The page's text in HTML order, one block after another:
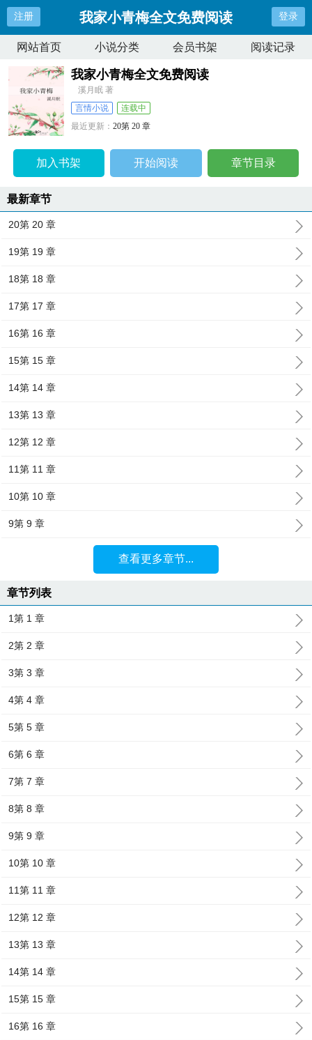
注册 我家小青梅全文免费阅读 登录
网站首页 小说分类 会员书架 阅读记录
我家小青梅全文免费阅读
溪月眠 著
言情小说
连载中
最近更新：20第 20 章
加入书架 开始阅读 章节目录
最新章节
20第 20 章
19第 19 章
18第 18 章
17第 17 章
16第 16 章
15第 15 章
14第 14 章
13第 13 章
12第 12 章
11第 11 章
10第 10 章
9第 9 章
查看更多章节...
章节列表
1第 1 章
2第 2 章
3第 3 章
4第 4 章
5第 5 章
6第 6 章
7第 7 章
8第 8 章
9第 9 章
10第 10 章
11第 11 章
12第 12 章
13第 13 章
14第 14 章
15第 15 章
16第 16 章